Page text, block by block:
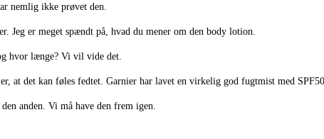
nemlig ikke prøvet den.
er meget spændt på, hvad du mener om den body lotion.
hvor længe? Vi vil vide det.
at det kan føles fedtet. Garnier har lavet en virkelig god fugtmist med SPF50.
anden. Vi må have den frem igen.